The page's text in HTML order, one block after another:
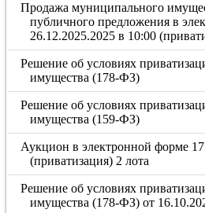
Продажа муниципального
публичного предложения в
26.12.2025.2025 в 10:00
Решение об условиях
имущества (178-ФЗ)
Решение об условиях
имущества (159-ФЗ)
Аукцион в электронной форме
(приватизация) 2 лота
Решение об условиях
имущества (178-ФЗ) от